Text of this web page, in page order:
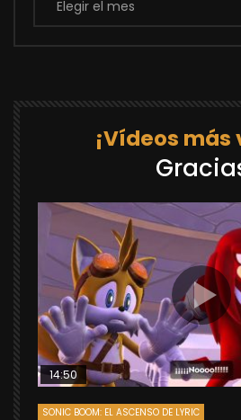
¡Vídeos más
14:50
SONIC BOOM: EL ASCENSO DE LYRIC